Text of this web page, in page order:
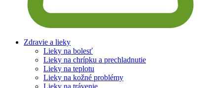
Zdravie a lieky
Lieky na bolesť
Lieky na chrípku a prechladnutie
Lieky na teplotu
Lieky na kožné problémy
Lieky na trávenie